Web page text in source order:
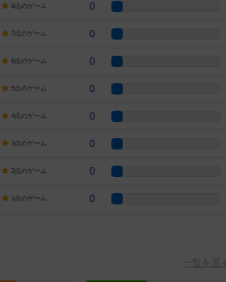
8点のゲーム 0
7点のゲーム 0
6点のゲーム 0
5点のゲーム 0
4点のゲーム 0
3点のゲーム 0
2点のゲーム 0
1点のゲーム 0
一覧を見る